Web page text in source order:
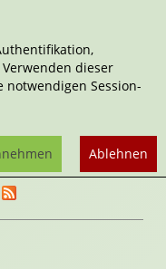
dieser
notwendigen Session-
Ablehnen